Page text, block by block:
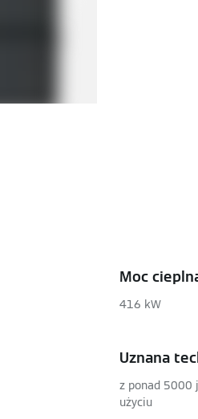
Moc
416 kW
Uznana
z ponad 5000
użyciu